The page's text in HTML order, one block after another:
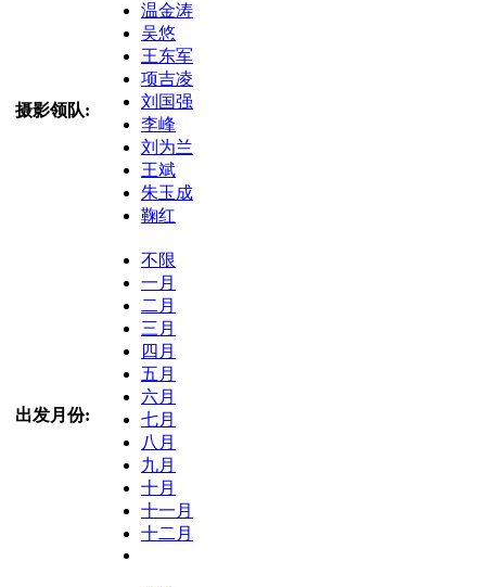
摄影领队:
温金涛
吴悠
王东军
项吉凌
刘国强
李峰
刘为兰
王斌
朱玉成
鞠红
出发月份:
不限
一月
二月
三月
四月
五月
六月
七月
八月
九月
十月
十一月
十二月